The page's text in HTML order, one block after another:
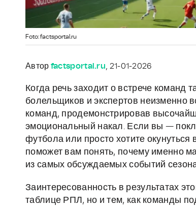
Foto: factsportal.ru
Автор factsportal.ru, 21-01-2026
Когда речь заходит о встрече команд
болельщиков и экспертов неизменно
команд, продемонстрировав
эмоциональный накал. Если вы —
футбола или просто хотите
поможет вам понять, почему именно
из самых обсуждаемых событий
Заинтересованность в результатах
таблице РПЛ, но и тем, как команды